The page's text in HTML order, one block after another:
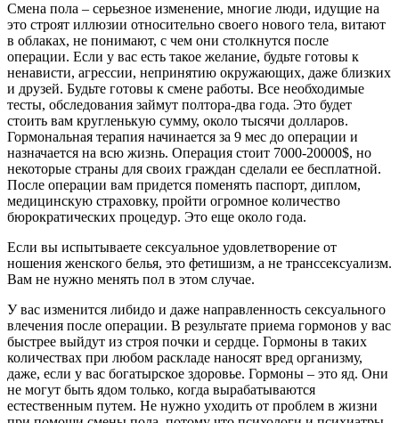
Смена пола – серьезное изменение, многие люди, идущие на
это строят иллюзии относительно своего нового тела, витают
в облаках, не понимают, с чем они столкнутся после
операции. Если у вас есть такое желание, будьте готовы к
ненависти, агрессии, непринятию окружающих, даже близких
и друзей. Будьте готовы к смене работы. Все необходимые
тесты, обследования займут полтора-два года. Это будет
стоить вам кругленькую сумму, около тысячи долларов.
Гормональная терапия начинается за 9 мес до операции и
назначается на всю жизнь. Операция стоит 7000-20000$, но
некоторые страны для своих граждан сделали ее бесплатной.
После операции вам придется поменять паспорт, диплом,
медицинскую страховку, пройти огромное количество
бюрократических процедур. Это еще около года.
Если вы испытываете сексуальное удовлетворение от
ношения женского белья, это фетишизм, а не транссексуализм.
Вам не нужно менять пол в этом случае.
У вас изменится либидо и даже направленность сексуального
влечения после операции. В результате приема гормонов у вас
быстрее выйдут из строя почки и сердце. Гормоны в таких
количествах при любом раскладе наносят вред организму,
даже, если у вас богатырское здоровье. Гормоны – это яд. Они
не могут быть ядом только, когда вырабатываются
естественным путем. Не нужно уходить от проблем в жизни